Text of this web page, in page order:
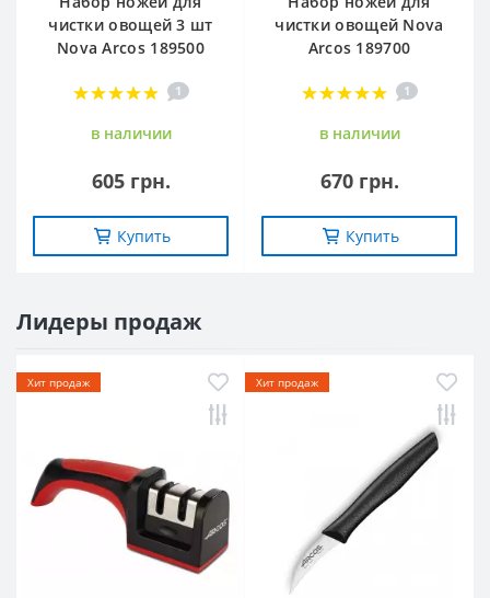
чистки овощей 3 шт
Nova Arcos 189500
1
в наличии
605 грн.
Купить
чистки овощей Nova
Arcos 189700
1
в наличии
670 грн.
Купить
Лидеры продаж
Хит продаж Хит продаж